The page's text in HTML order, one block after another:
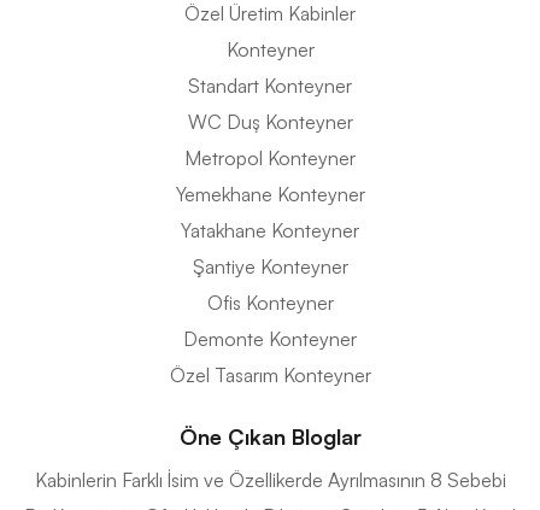
Özel Üretim Kabinler
Konteyner
Standart Konteyner
WC Duş Konteyner
Metropol Konteyner
Yemekhane Konteyner
Yatakhane Konteyner
Şantiye Konteyner
Ofis Konteyner
Demonte Konteyner
Özel Tasarım Konteyner
Öne Çıkan Bloglar
Kabinlerin Farklı İsim ve Özellikerde Ayrılmasının 8 Sebebi